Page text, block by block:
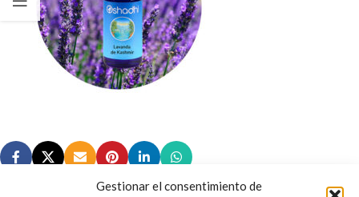
Gestionar el consentimiento de